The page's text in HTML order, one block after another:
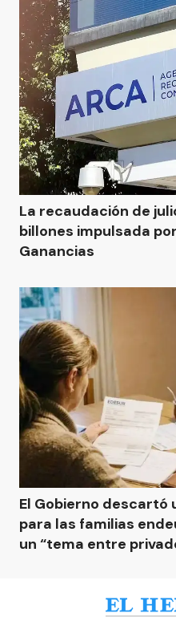
La recaudación de
billones impulsada
Ganancias
El Gobierno descartó
para las familias
un “tema entre